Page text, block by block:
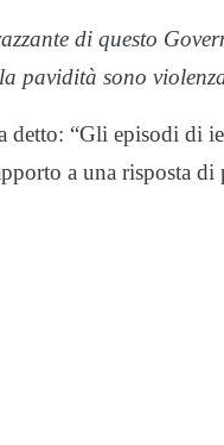
di questo
pavidità sono
“Gli episodi di
a una risposta di